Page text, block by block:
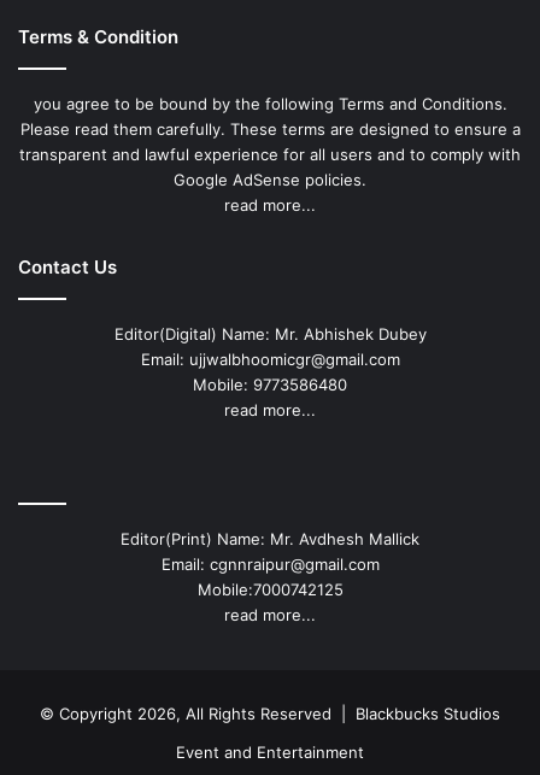
Terms & Condition
you agree to be bound by the following Terms and Conditions.
Please read them carefully. These terms are designed to ensure a
transparent and lawful experience for all users and to comply with
Google AdSense policies.
read more...
Contact Us
Editor(Digital) Name: Mr. Abhishek Dubey
Email: ujjwalbhoomicgr@gmail.com
Mobile: 9773586480
read more...
Editor(Print) Name: Mr. Avdhesh Mallick
Email: cgnnraipur@gmail.com
Mobile:7000742125
read more...
© Copyright 2026, All Rights Reserved | Blackbucks Studios
Event and Entertainment